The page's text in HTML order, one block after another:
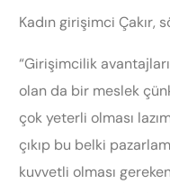
Kadın girişimci Çakır,
“Girişimcilik
olan da bir meslek
çok yeterli olması
çıkıp bu belki
kuvvetli olması